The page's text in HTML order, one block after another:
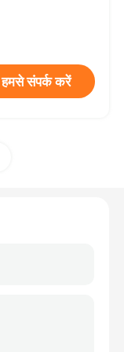
हमसे संपर्क करें